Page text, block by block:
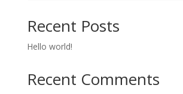
Recent Posts
Hello world!
Recent Comments